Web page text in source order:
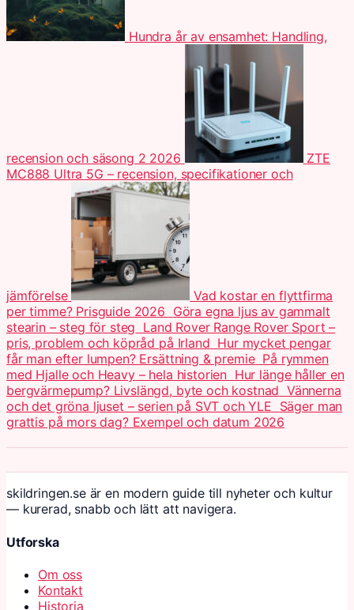
Hundra år av ensamhet: Handling,
recension och säsong 2 2026
ZTE
MC888 Ultra 5G – recension, specifikationer och
jämförelse
Vad kostar en flyttfirma
per timme? Prisguide 2026 Göra egna ljus av gammalt
stearin – steg för steg Land Rover Range Rover Sport –
pris, problem och köpråd på Irland Hur mycket pengar
får man efter lumpen? Ersättning & premie På rymmen
med Hjalle och Heavy – hela historien Hur länge håller en
bergvärmepump? Livslängd, byte och kostnad Vännerna
och det gröna ljuset – serien på SVT och YLE Säger man
grattis på mors dag? Exempel och datum 2026
skildringen.se är en modern guide till nyheter och kultur
— kurerad, snabb och lätt att navigera.
Utforska
Om oss
Kontakt
Historia